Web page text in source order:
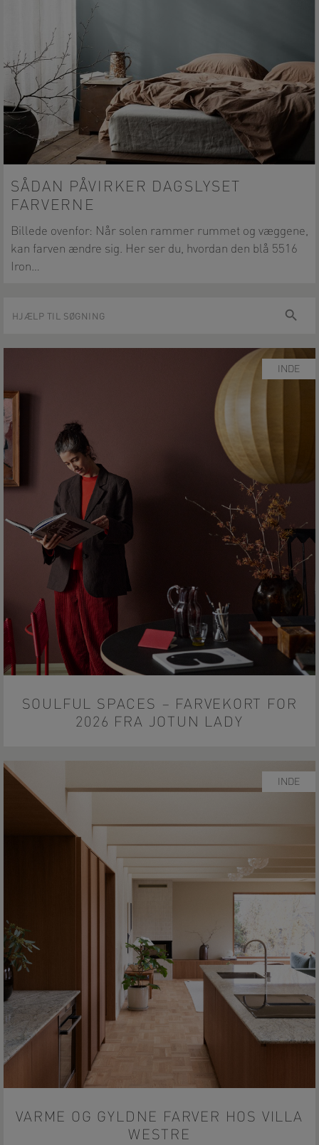
SÅDAN PÅVIRKER DAGSLYSET
FARVERNE
Billede ovenfor: Når solen rammer rummet og væggene,
kan farven ændre sig. Her ser du, hvordan den blå 5516
Iron…
Søg
INDE
SOULFUL SPACES – FARVEKORT FOR
2026 FRA JOTUN LADY
INDE
VARME OG GYLDNE FARVER HOS VILLA
WESTRE